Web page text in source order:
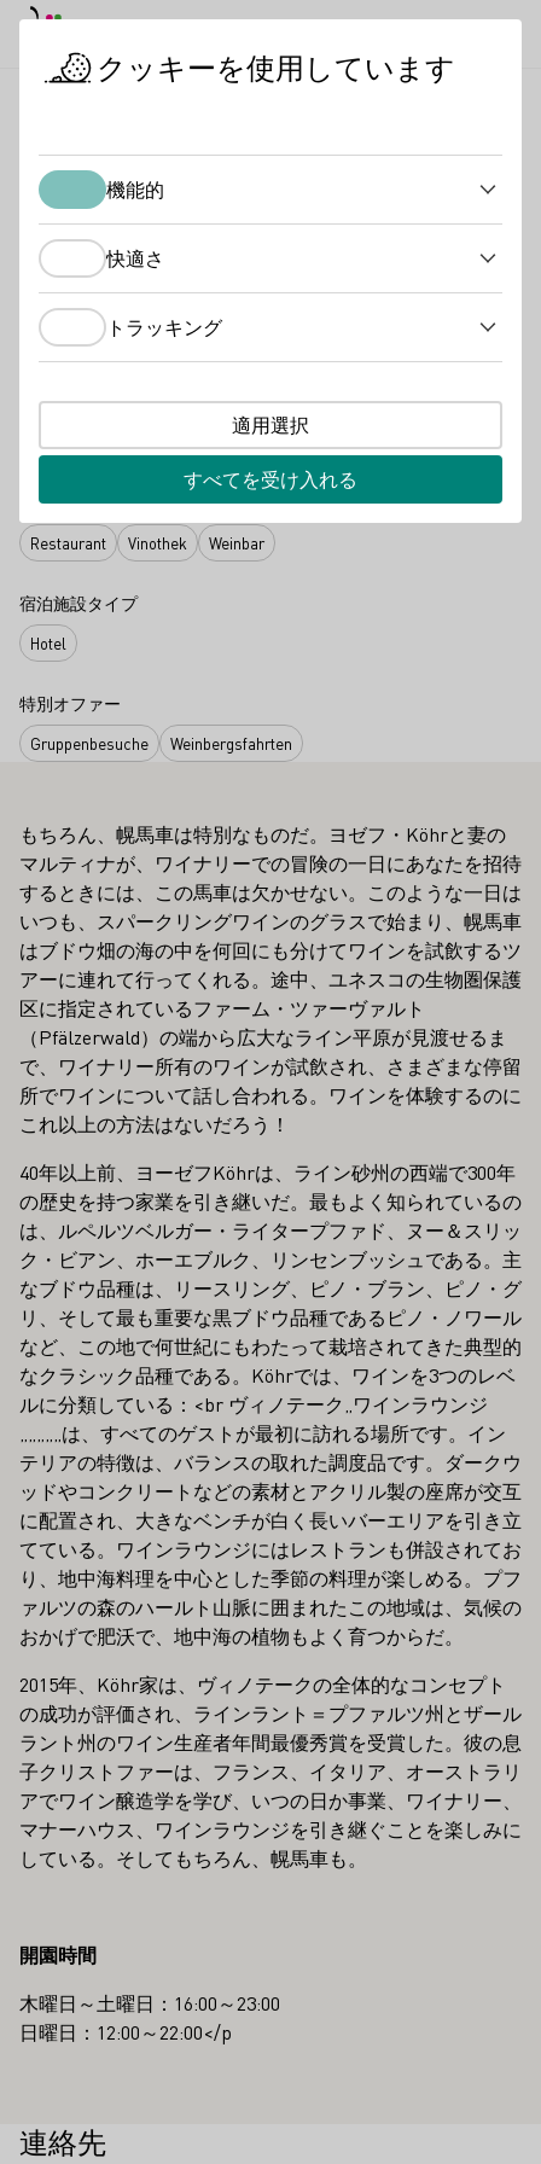
ワイナリー Dr Josef
Köhr
Perlwein / Secco Sekt
会員種別
Generation Riesling
サービスの種類
Restaurant Vinothek Weinbar
宿泊施設タイプ
Hotel
特別オファー
Gruppenbesuche Weinbergsfahrten
もちろん、幌馬車は特別なものだ。ヨゼフ・Köhrと妻の
マルティナが、ワイナリーでの冒険の一日にあなたを招待
するときには、この馬車は欠かせない。このような一日は
いつも、スパークリングワインのグラスで始まり、幌馬車
はブドウ畑の海の中を何回にも分けてワインを試飲するツ
アーに連れて行ってくれる。途中、ユネスコの生物圏保護
区に指定されているファーム・ツァーヴァルト
（Pfälzerwald）の端から広大なライン平原が見渡せるま
で、ワイナリー所有のワインが試飲され、さまざまな停留
所でワインについて話し合われる。ワインを体験するのに
これ以上の方法はないだろう！
40年以上前、ヨーゼフKöhrは、ライン砂州の西端で300年
の歴史を持つ家業を引き継いだ。最もよく知られているの
は、ルペルツベルガー・ライタープファド、ヌー＆スリッ
ク・ビアン、ホーエブルク、リンセンブッシュである。主
なブドウ品種は、リースリング、ピノ・ブラン、ピノ・グ
リ、そして最も重要な黒ブドウ品種であるピノ・ノワール
など、この地で何世紀にもわたって栽培されてきた典型的
なクラシック品種である。Köhrでは、ワインを3つのレベ
ルに分類している：<br ヴィノテーク„ワインラウンジ
„„„„„は、すべてのゲストが最初に訪れる場所です。イン
テリアの特徴は、バランスの取れた調度品です。ダークウ
ッドやコンクリートなどの素材とアクリル製の座席が交互
に配置され、大きなベンチが白く長いバーエリアを引き立
てている。ワインラウンジにはレストランも併設されてお
り、地中海料理を中心とした季節の料理が楽しめる。プフ
ァルツの森のハールト山脈に囲まれたこの地域は、気候の
おかげで肥沃で、地中海の植物もよく育つからだ。
2015年、Köhr家は、ヴィノテークの全体的なコンセプト
の成功が評価され、ラインラント＝プファルツ州とザール
ラント州のワイン生産者年間最優秀賞を受賞した。彼の息
子クリストファーは、フランス、イタリア、オーストラリ
アでワイン醸造学を学び、いつの日か事業、ワイナリー、
マナーハウス、ワインラウンジを引き継ぐことを楽しみに
している。そしてもちろん、幌馬車も。
開園時間
木曜日～土曜日：16:00～23:00
日曜日：12:00～22:00</p
連絡先
クッキーを使用しています
機能的
快適さ
トラッキング
適用選択
すべてを受け入れる